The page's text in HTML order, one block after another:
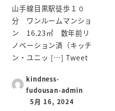
山手線目黒駅徒歩１０
分 ワンルームマンショ
ン 16.23㎡ 数年前リ
ノベーション済（キッチ
ン・ユニッ […] Tweet
kindness-
fudousan-admin
5月 16, 2024